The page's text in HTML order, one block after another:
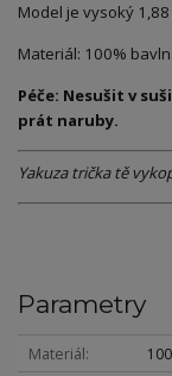
Model je vysoký
Materiál: 100%
Péče: Nesušit v
prát naruby.
Yakuza trička tě
Parametry
Materiál